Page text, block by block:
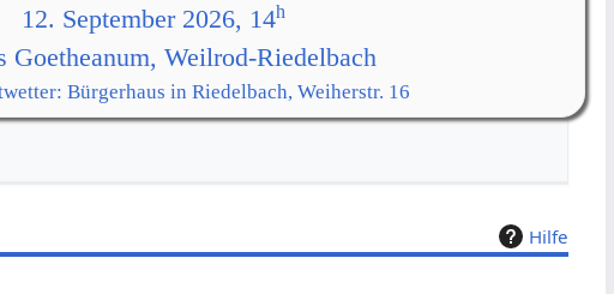
12. September 2026, 14h
Goetheanum, Weilrod-Riedelbach
Bürgerhaus in Riedelbach, Weiherstr. 16
Hilfe